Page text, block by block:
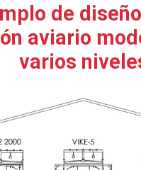
de
aviario
varios